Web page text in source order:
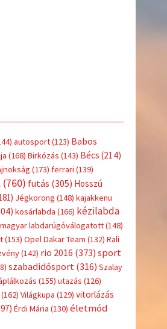
autosport(123) Babos
(168) Birkózás (143) Bécs (214)
(173) ferrari (139)
(760) futás (305) Hosszú
Jégkorong (148) kajakkenu
kosárlabda (166) kézilabda
magyar labdarúgóválogatott(148)
(153) Opel Dakar Team (132) Rali
(142) rio 2016 (373) sport
szabadidősport (316) Szalay
(155) utazás (126)
(162) Világkupa (129) vitorlázás
Érdi Mária (130) életmód